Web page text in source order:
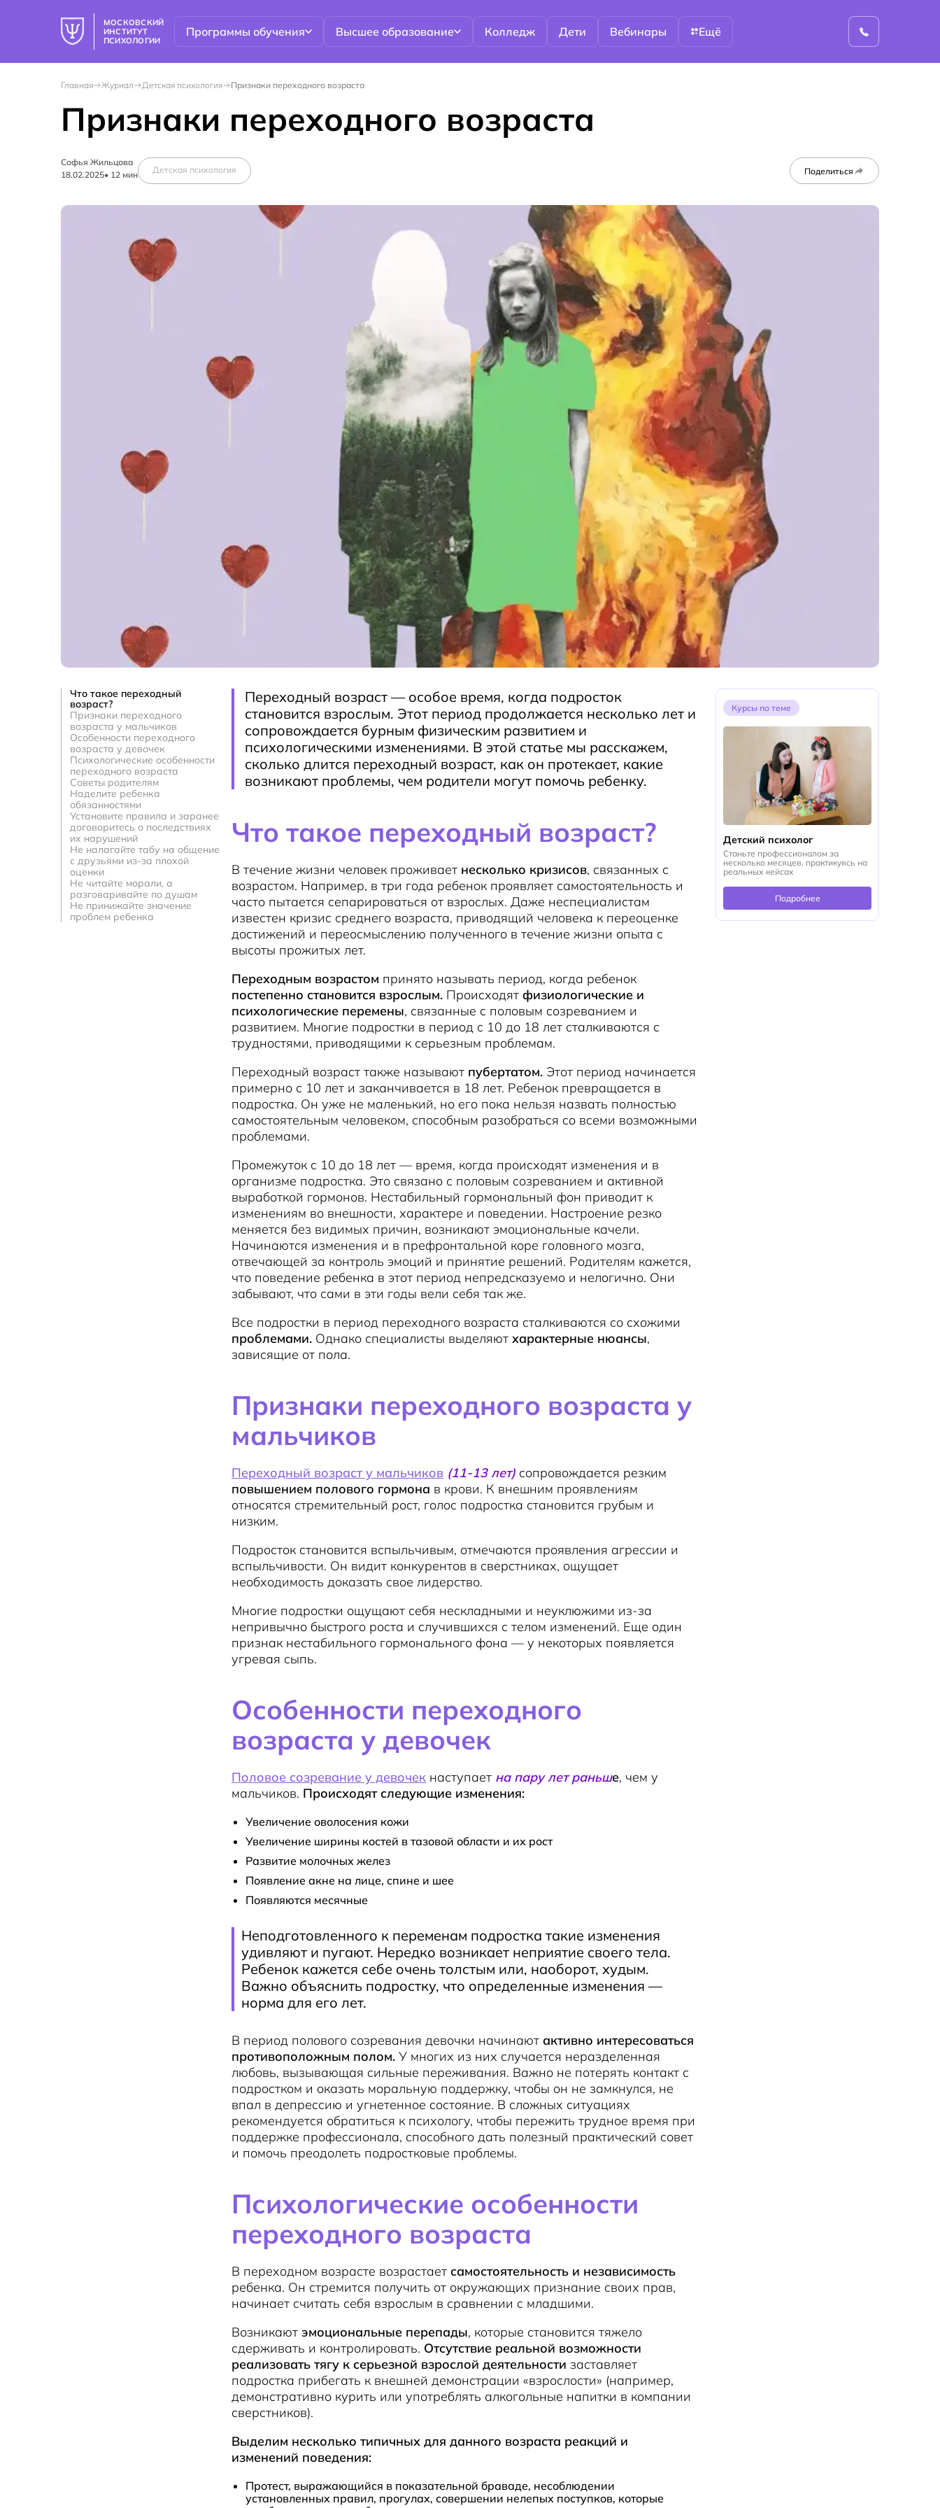
МОСКОВСКИЙ
ИНСТИТУТ
ПСИХОЛОГИИ
Программы обучения Высшее образование Колледж Дети Вебинары Ещё
Главная Журнал Детская психология Признаки переходного возраста
Признаки переходного возраста
Софья Жильцова
18.02.2025• 12 мин Детская психология Поделиться
Что такое переходный
возраст?
Признаки переходного
возраста у мальчиков
Особенности переходного
возраста у девочек
Психологические особенности
переходного возраста
Советы родителям
Наделите ребенка
обязанностями
Установите правила и заранее
договоритесь о последствиях
их нарушений
Не налагайте табу на общение
с друзьями из-за плохой
оценки
Не читайте морали, а
разговаривайте по душам
Не принижайте значение
проблем ребенка
Переходный возраст — особое время, когда подросток
становится взрослым. Этот период продолжается несколько лет и
сопровождается бурным физическим развитием и
психологическими изменениями. В этой статье мы расскажем,
сколько длится переходный возраст, как он протекает, какие
возникают проблемы, чем родители могут помочь ребенку.
Что такое переходный возраст?
В течение жизни человек проживает несколько кризисов, связанных с
возрастом. Например, в три года ребенок проявляет самостоятельность и
часто пытается сепарироваться от взрослых. Даже неспециалистам
известен кризис среднего возраста, приводящий человека к переоценке
достижений и переосмыслению полученного в течение жизни опыта с
высоты прожитых лет.
Переходным возрастом принято называть период, когда ребенок
постепенно становится взрослым. Происходят физиологические и
психологические перемены, связанные с половым созреванием и
развитием. Многие подростки в период с 10 до 18 лет сталкиваются с
трудностями, приводящими к серьезным проблемам.
Переходный возраст также называют пубертатом. Этот период начинается
примерно с 10 лет и заканчивается в 18 лет. Ребенок превращается в
подростка. Он уже не маленький, но его пока нельзя назвать полностью
самостоятельным человеком, способным разобраться со всеми возможными
проблемами.
Промежуток с 10 до 18 лет — время, когда происходят изменения и в
организме подростка. Это связано с половым созреванием и активной
выработкой гормонов. Нестабильный гормональный фон приводит к
изменениям во внешности, характере и поведении. Настроение резко
меняется без видимых причин, возникают эмоциональные качели.
Начинаются изменения и в префронтальной коре головного мозга,
отвечающей за контроль эмоций и принятие решений. Родителям кажется,
что поведение ребенка в этот период непредсказуемо и нелогично. Они
забывают, что сами в эти годы вели себя так же.
Все подростки в период переходного возраста сталкиваются со схожими
проблемами. Однако специалисты выделяют характерные нюансы,
зависящие от пола.
Признаки переходного возраста у
мальчиков
Переходный возраст у мальчиков (11-13 лет) сопровождается резким
повышением полового гормона в крови. К внешним проявлениям
относятся стремительный рост, голос подростка становится грубым и
низким.
Подросток становится вспыльчивым, отмечаются проявления агрессии и
вспыльчивости. Он видит конкурентов в сверстниках, ощущает
необходимость доказать свое лидерство.
Многие подростки ощущают себя нескладными и неуклюжими из-за
непривычно быстрого роста и случившихся с телом изменений. Еще один
признак нестабильного гормонального фона — у некоторых появляется
угревая сыпь.
Особенности переходного
возраста у девочек
Половое созревание у девочек наступает на пару лет раньше, чем у
мальчиков. Происходят следующие изменения:
Увеличение оволосения кожи
Увеличение ширины костей в тазовой области и их рост
Развитие молочных желез
Появление акне на лице, спине и шее
Появляются месячные
Неподготовленного к переменам подростка такие изменения
удивляют и пугают. Нередко возникает неприятие своего тела.
Ребенок кажется себе очень толстым или, наоборот, худым.
Важно объяснить подростку, что определенные изменения —
норма для его лет.
В период полового созревания девочки начинают активно интересоваться
противоположным полом. У многих из них случается неразделенная
любовь, вызывающая сильные переживания. Важно не потерять контакт с
подростком и оказать моральную поддержку, чтобы он не замкнулся, не
впал в депрессию и угнетенное состояние. В сложных ситуациях
рекомендуется обратиться к психологу, чтобы пережить трудное время при
поддержке профессионала, способного дать полезный практический совет
и помочь преодолеть подростковые проблемы.
Психологические особенности
переходного возраста
В переходном возрасте возрастает самостоятельность и независимость
ребенка. Он стремится получить от окружающих признание своих прав,
начинает считать себя взрослым в сравнении с младшими.
Возникают эмоциональные перепады, которые становится тяжело
сдерживать и контролировать. Отсутствие реальной возможности
реализовать тягу к серьезной взрослой деятельности заставляет
подростка прибегать к внешней демонстрации «взрослости» (например,
демонстративно курить или употреблять алкогольные напитки в компании
сверстников).
Выделим несколько типичных для данного возраста реакций и
изменений поведения:
Протест, выражающийся в показательной браваде, несоблюдении
установленных правил, прогулах, совершении нелепых поступков, которые
Курсы по теме
Детский психолог
Станьте профессионалом за
несколько месяцев, практикуясь на
реальных кейсах
Подробнее